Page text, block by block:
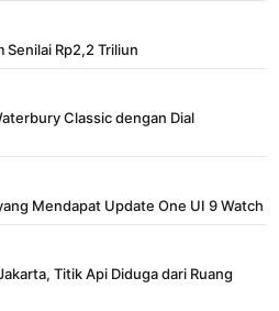
Senilai Rp2,2 Triliun
Classic dengan Dial
Mendapat Update One UI 9 Watch
Titik Api Diduga dari Ruang